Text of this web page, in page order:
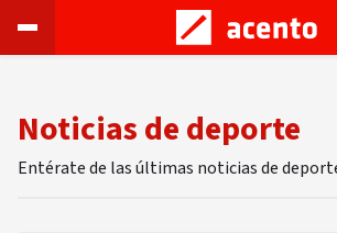
Noticias de deporte
Entérate de las últimas noticias de